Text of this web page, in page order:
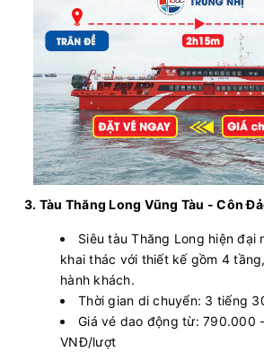
3. Tàu Thăng Long Vũng Tàu - Côn
Siêu tàu Thăng Long hiện đại
khai thác với thiết kế gồm 4
hành khách.
Thời gian di chuyển: 3 tiếng
Giá vé dao động từ: 790.000
VNĐ/lượt